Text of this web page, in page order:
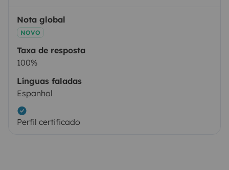
Nota global
NOVO
Taxa de resposta
100%
Línguas faladas
Espanhol
Perfil certificado